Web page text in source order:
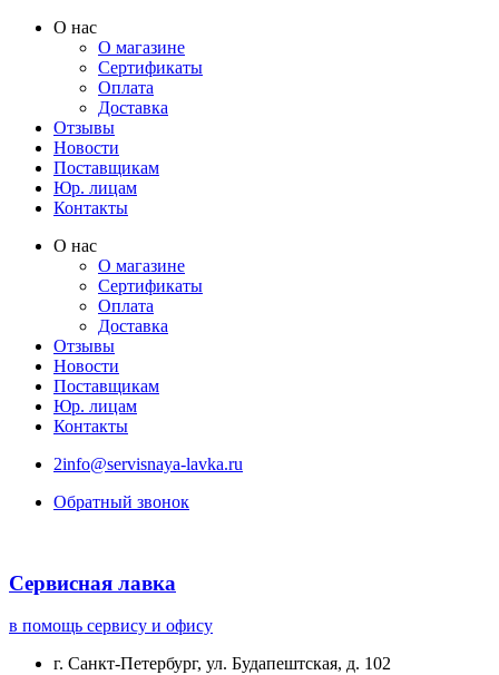
Перейти
содержимому
О нас
О магазине
Сертификаты
Оплата
Доставка
Отзывы
Новости
Поставщикам
Юр. лицам
Контакты
О нас
О магазине
Сертификаты
Оплата
Доставка
Отзывы
Новости
Поставщикам
Юр. лицам
Контакты
2info@servisnaya-lavka.ru
Обратный звонок
Сервисная лавка
в помощь сервису и офису
г. Санкт-Петербург, ул. Будапештская, д. 102